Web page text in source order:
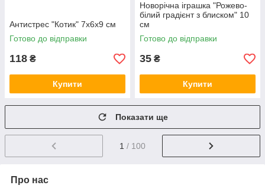
Антистрес "Котик" 7х6х9 см
Готово до відправки
118 ₴
Купити
Новорічна іграшка "Рожево-
білий градієнт з блиском" 10
см
Готово до відправки
35 ₴
Купити
Показати ще
1 / 100
Про нас